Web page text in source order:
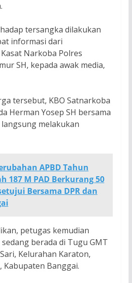
tersangka dilakukan
informasi dari
Narkoba Polres
SH, kepada awak media,
tersebut, KBO Satnarkoba
Herman Yosep SH bersama
melakukan
APBD Tahun
187 M PAD Berkurang 50
Bersama DPR dan
petugas kemudian
berada di Tugu GMT
Kelurahan Karaton,
Kabupaten Banggai.